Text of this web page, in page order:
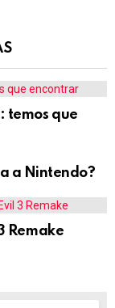
temos que
a Nintendo?
Remake